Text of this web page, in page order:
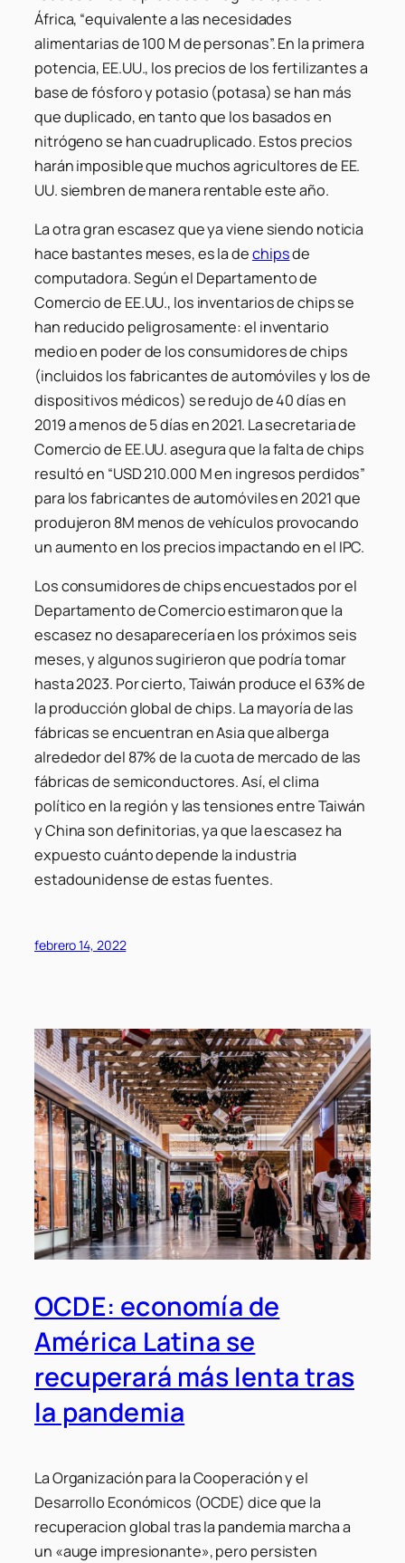
África, “equivalente a las necesidades
alimentarias de 100 M de personas”. En la primera
potencia, EE.UU., los precios de los fertilizantes a
base de fósforo y potasio (potasa) se han más
que duplicado, en tanto que los basados en
nitrógeno se han cuadruplicado. Estos precios
harán imposible que muchos agricultores de EE.
UU. siembren de manera rentable este año.
La otra gran escasez que ya viene siendo noticia
hace bastantes meses, es la dechipsde
computadora. Según el Departamento de
Comercio de EE.UU., los inventarios de chips se
han reducido peligrosamente: el inventario
medio en poder de los consumidores de chips
(incluidos los fabricantes de automóviles y los de
dispositivos médicos) se redujo de 40 días en
2019 a menos de 5 días en 2021. La secretaria de
Comercio de EE.UU. asegura que la falta de chips
resultó en “USD 210.000 M en ingresos perdidos”
para los fabricantes de automóviles en 2021 que
produjeron 8M menos de vehículos provocando
un aumento en los precios impactando en el IPC.
Los consumidores de chips encuestados por el
Departamento de Comercio estimaron que la
escasez no desaparecería en los próximos seis
meses, y algunos sugirieron que podría tomar
hasta 2023. Por cierto, Taiwán produce el 63% de
la producción global de chips. La mayoría de las
fábricas se encuentran en Asia que alberga
alrededor del 87% de la cuota de mercado de las
fábricas de semiconductores. Así, el clima
político en la región y las tensiones entre Taiwán
y China son definitorias, ya que la escasez ha
expuesto cuánto depende la industria
estadounidense de estas fuentes.
febrero 14, 2022
OCDE: economía de
América Latina se
recuperará más lenta tras
la pandemia
La Organización para la Cooperación y el
Desarrollo Económicos (OCDE) dice que la
recuperacion global tras la pandemia marcha a
un «auge impresionante», pero persisten